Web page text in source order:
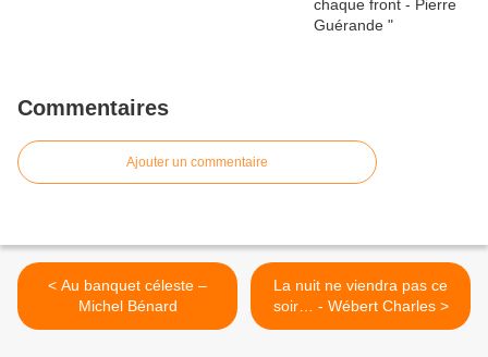
Commentaires
Ajouter un commentaire
< Au banquet céleste –
Michel Bénard
La nuit ne viendra pas ce
soir… - Wébert Charles >